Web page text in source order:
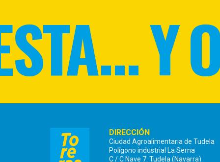
Y
DIRECCIÓN
Ciudad Agroalimentaria de Tudela
Polígono industrial La Serna
C / C Nave 7. Tudela (Navarra)